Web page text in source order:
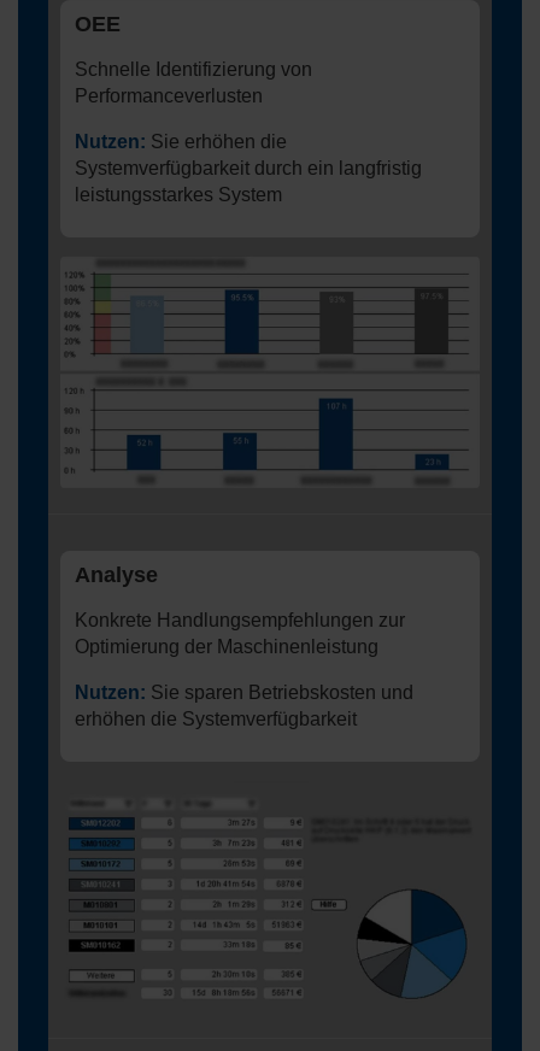
OEE
Schnelle Identifizierung von
Performanceverlusten
Nutzen: Sie erhöhen die
Systemverfügbarkeit durch ein langfristig
leistungsstarkes System
Analyse
Konkrete Handlungsempfehlungen zur
Optimierung der Maschinenleistung
Nutzen: Sie sparen Betriebskosten und
erhöhen die Systemverfügbarkeit